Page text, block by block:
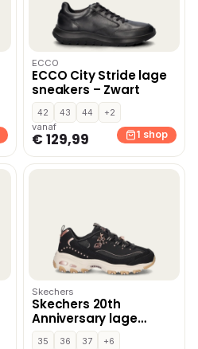
ECCO
ECCO City Stride lage
sneakers – Zwart
42 43 44
+2
vanaf
€ 129,99 1 shop
Skechers
Skechers 20th
Anniversary lage
sneakers – Zwart
35 36 37
+6